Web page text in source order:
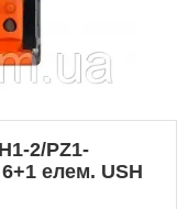
2/PZ1-
елем. USH